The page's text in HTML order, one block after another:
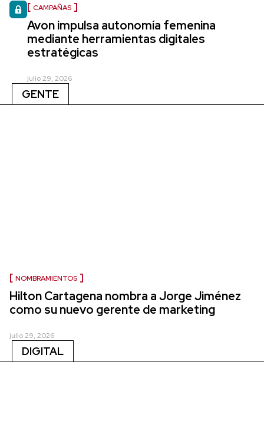
CAMPAÑAS
Avon impulsa autonomía femenina
mediante herramientas digitales
estratégicas
julio 29, 2026
GENTE
NOMBRAMIENTOS
Hilton Cartagena nombra a Jorge Jiménez
como su nuevo gerente de marketing
julio 29, 2026
DIGITAL